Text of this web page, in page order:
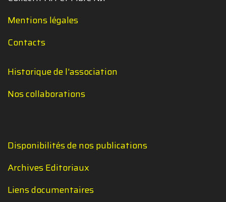
Mentions légales
Contacts
Historique de l'association
Nos collaborations
Disponibilités de nos publications
Archives Editoriaux
Liens documentaires